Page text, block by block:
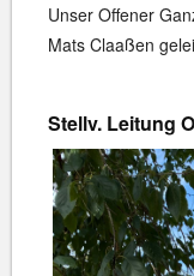
Unser Offener
Mats Claaßen
Stellv. Leitung